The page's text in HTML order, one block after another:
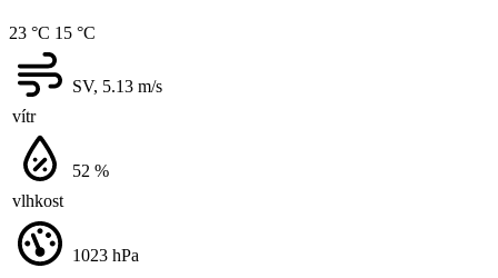
23 °C 15 °C
vítr
SV, 5.13 m/s
vlhkost
52 %
1023 hPa